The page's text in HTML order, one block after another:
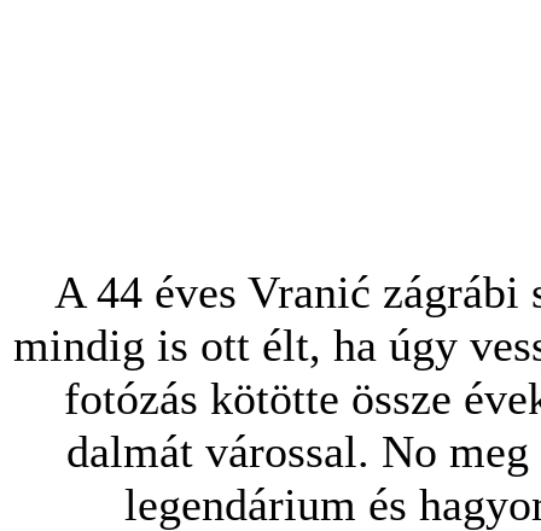
A 44 éves Vranić zágrábi
mindig is ott élt, ha úgy
fotózás kötötte össze
dalmát várossal. No meg
legendárium és